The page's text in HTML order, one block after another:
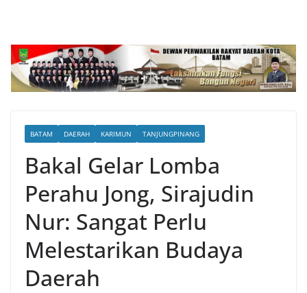
BATAM DAERAH KARIMUN TANJUNGPINANG
Bakal Gelar Lomba
Perahu Jong, Sirajudin
Nur: Sangat Perlu
Melestarikan Budaya
Daerah